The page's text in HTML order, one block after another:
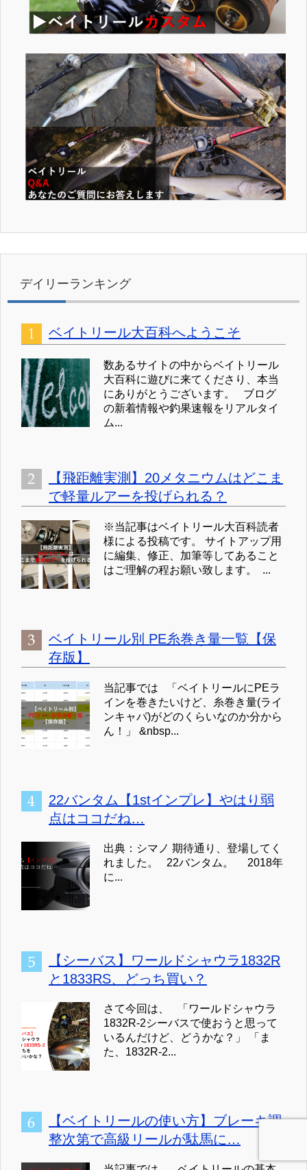
デイリーランキング
ベイトリール大百科へようこそ
数あるサイトの中からベイトリール
大百科に遊びに来てくださり、本当
にありがとうございます。 ブログ
の新着情報や釣果速報をリアルタイ
ム...
【飛距離実測】20メタニウムはどこま
で軽量ルアーを投げられる？
※当記事はベイトリール大百科読者
様による投稿です。 サイトアップ用
に編集、修正、加筆等してあること
はご理解の程お願い致します。 ...
ベイトリール別 PE糸巻き量一覧【保
存版】
当記事では 「ベイトリールにPEラ
インを巻きたいけど、糸巻き量(ライ
ンキャパ)がどのくらいなのか分から
ん！」 &nbsp...
22バンタム【1stインプレ】やはり弱
点はココだね…
出典：シマノ 期待通り、登場してく
れました。 22バンタム。 2018年
に...
【シーバス】ワールドシャウラ1832R
と1833RS、どっち買い？
さて今回は、 「ワールドシャウラ
1832R-2シーバスで使おうと思って
いるんだけど、どうかな？」 「ま
た、1832R-2...
【ベイトリールの使い方】ブレーキ調
整次第で高級リールが駄馬に…